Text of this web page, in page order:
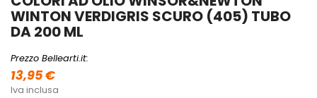
WINTON VERDIGRIS SCURO (405) TUBO
DA 200 ML
Prezzo Bellearti.it:
13,95 €
Iva inclusa